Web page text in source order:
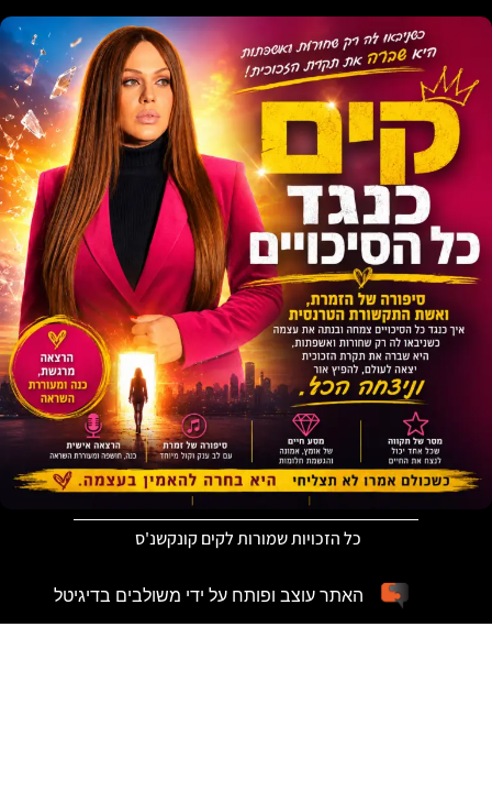
כל הזכויות שמורות לקים קונקשנ'ס
האתר עוצב ופותח על ידי משולבים בדיגיטל